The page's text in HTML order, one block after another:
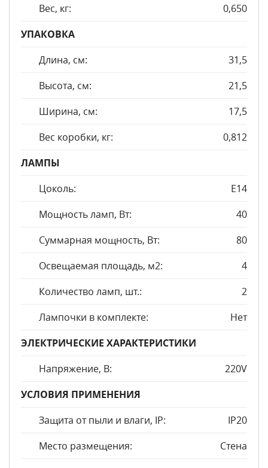
Вес, кг:
0,650
УПАКОВКА
Длина, см:
31,5
Высота, см:
21,5
Ширина, см:
17,5
Вес коробки, кг:
0,812
ЛАМПЫ
Цоколь:
E14
Мощность ламп, Вт:
40
Суммарная мощность, Вт:
80
Освещаемая площадь, м2:
4
Количество ламп, шт.:
2
Лампочки в комплекте:
Нет
ЭЛЕКТРИЧЕСКИЕ ХАРАКТЕРИСТИКИ
Напряжение, В:
220V
УСЛОВИЯ ПРИМЕНЕНИЯ
Защита от пыли и влаги, IP:
IP20
Место размещения:
Стена